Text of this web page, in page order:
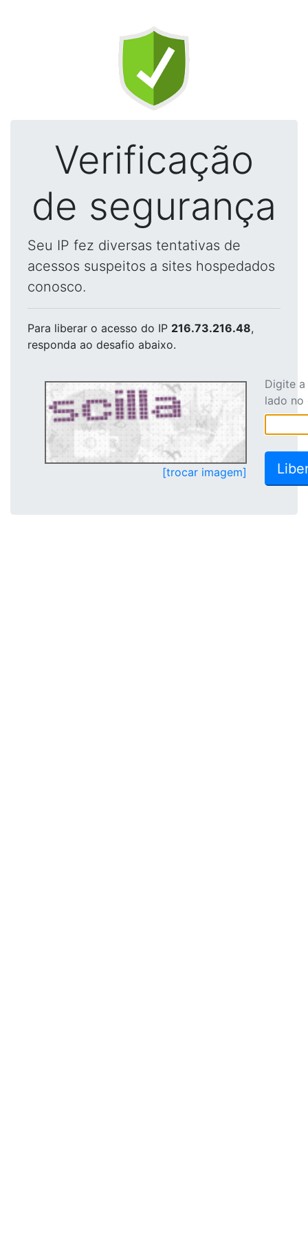
Verificação
de segurança
Seu IP fez diversas tentativas de
acessos suspeitos a sites hospedados
conosco.
Para liberar o acesso do IP 216.73.216.48,
responda ao desafio abaixo.
[trocar imagem]
Digite
lado no